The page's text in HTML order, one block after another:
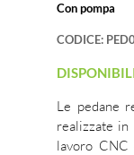
Con pompa
CODICE:
Le pedane
realizzate
lavoro